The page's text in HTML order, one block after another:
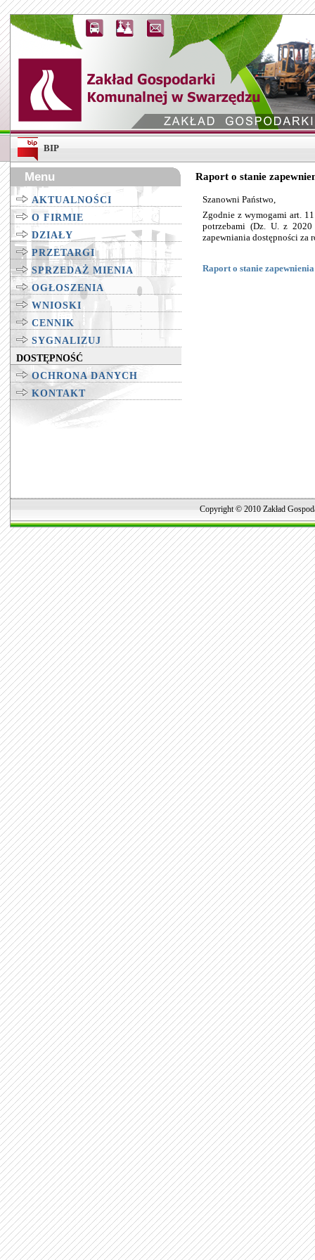
BIP
Menu Raport o stanie
Szanowni Państwo,
Zgodnie z wymogami art.
potrzebami (Dz. U. z
zapewniania dostępności za
Raport o stanie
AKTUALNOŚCI
O FIRMIE
DZIAŁY
PRZETARGI
SPRZEDAŻ MIENIA
OGŁOSZENIA
WNIOSKI
CENNIK
SYGNALIZUJ
DOSTĘPNOŚĆ
OCHRONA DANYCH
KONTAKT
Copyright © 2010 Zakład